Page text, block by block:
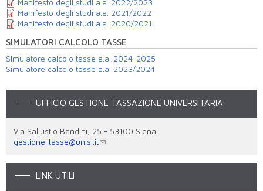
Manifesto degli studi a.a. 2022/2023
Manifesto degli studi a.a. 2021/2022
Manifesto degli studi a.a. 2020/2021
SIMULATORI CALCOLO TASSE
Simulatore calcolo tasse a.a. 2024-2025
Simulatore calcolo tasse a.a. 2023/2024
UFFICIO GESTIONE TASSAZIONE UNIVERSITARIA
Via Sallustio Bandini, 25 - 53100 Siena
gestione-tasse@unisi.it
LINK UTILI